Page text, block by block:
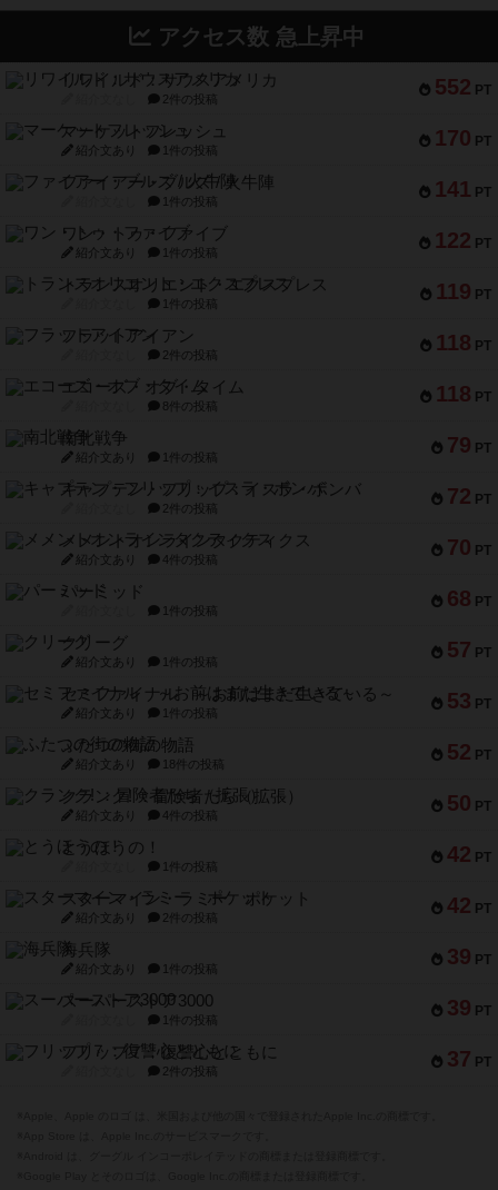
アクセス数 急上昇中
552 PT
リワイルド：サウスアメリカ
2件の投稿
170 PT
マーケットフレッシュ
紹介文あり 1件の投稿
141 PT
ファイアー・ブルズ / 火牛陣
1件の投稿
122 PT
ワン・トゥ・ファイブ
紹介文あり 1件の投稿
119 PT
トランスオリエント・エクスプレス
1件の投稿
118 PT
フラットアイアン
2件の投稿
118 PT
エコーズ・オブ・タイム
8件の投稿
79 PT
南北戦争
紹介文あり 1件の投稿
72 PT
キャプテン・フリップ：イスラ・ボンバ
2件の投稿
70 PT
メメントオンラインタクティクス
紹介文あり 4件の投稿
68 PT
パーミッド
1件の投稿
57 PT
クリーグ
紹介文あり 1件の投稿
53 PT
セミファイナル ～お前はまだ生きている～
紹介文あり 1件の投稿
52 PT
ふたつの街の物語
紹介文あり 18件の投稿
50 PT
クランク! ：冒険者たち（拡張）
紹介文あり 4件の投稿
42 PT
とうほうの！
1件の投稿
42 PT
スターマイン・ラミー ポケット
紹介文あり 2件の投稿
39 PT
海兵隊
紹介文あり 1件の投稿
39 PT
スーパーストア3000
1件の投稿
37 PT
フリップ７：復讐心とともに
2件の投稿